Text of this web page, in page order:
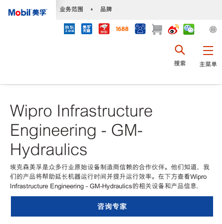
业务范围 • 品牌
主菜单
搜索
Wipro Infrastructure
Engineering - GM-
Hydraulics
埃克森美孚是众多行业原始设备制造商信赖的合作伙伴。他们知道，我
们的产品将帮助延长机器运行时间并提升运行效率。在下方查看Wipro
Infrastructure Engineering - GM-Hydraulics的相关设备和产品信息.
咨询专家